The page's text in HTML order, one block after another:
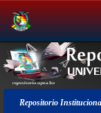
Salir
de
la
navegación
Repositorio